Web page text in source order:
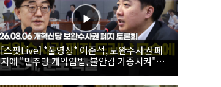
[스팟Live] *풀영상* 이준석, 보완수사권 폐
지에 "민주당 개악입법, 불안감 가중시켜"｜
26.08.06 개혁신당 보완수사권 폐지 토론회